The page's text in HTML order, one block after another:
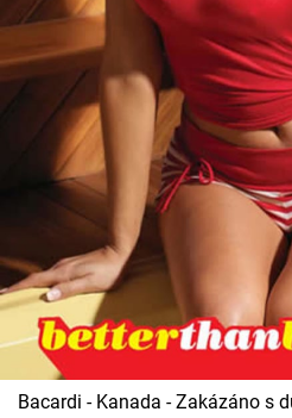
Cool Esport
Pořady
TV Program
Sledujte prima+
Přihlášení
Sledujte nás
Bacardi - Kanada - Zakázáno s